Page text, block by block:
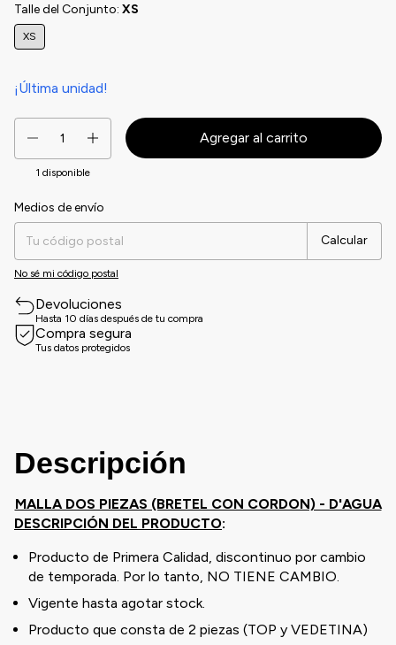
Talle del Conjunto: XS
XS
¡Última unidad!
1 disponible
Entregas para el CP:
Medios de envío
Calcular
No sé mi código postal
Devoluciones
Hasta 10 días después de tu compra
Compra segura
Tus datos protegidos
Descripción
MALLA DOS PIEZAS (BRETEL CON CORDON) - D'AGUA
DESCRIPCIÓN DEL PRODUCTO:
Producto de Primera Calidad, discontinuo por cambio
de temporada. Por lo tanto, NO TIENE CAMBIO.
Vigente hasta agotar stock.
Producto que consta de 2 piezas (TOP y VEDETINA)